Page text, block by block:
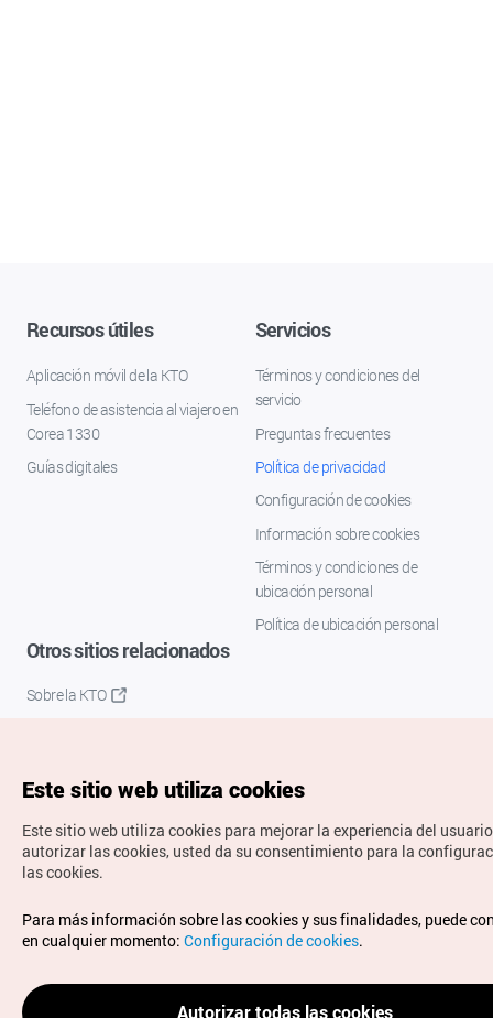
Recursos útiles
Aplicación móvil de la KTO
Teléfono de asistencia al viajero en
Corea 1330
Guías digitales
Servicios
Términos y condiciones del
servicio
Preguntas frecuentes
Política de privacidad
Configuración de cookies
Información sobre cookies
Términos y condiciones de
ubicación personal
Política de ubicación personal
Otros sitios relacionados
Sobre la KTO
Copyrights © Organización de Turismo de Corea. Todos los
derechos reservados.
Para informes de errores y cuestiones relacionadas con el
sitio web, dirija sus consultas al correoelectrónico oficial:
spanish@knto.or.kr
Este sitio web utiliza cookies
Este sitio web utiliza cookies para mejorar la experiencia del
autorizar las cookies, usted da su consentimiento para la
las cookies.
Para más información sobre las cookies y sus finalidades, puede
en cualquier momento: Configuración de cookies.
Autorizar todas las cookies